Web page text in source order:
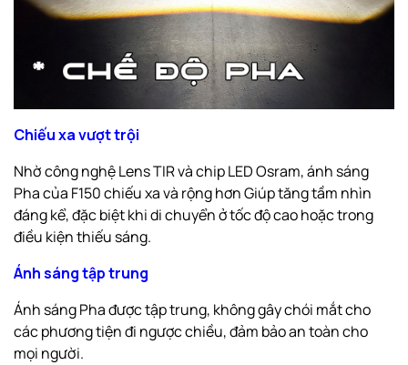
Chiếu xa vượt trội
Nhờ công nghệ Lens TIR và chip LED Osram, ánh sáng
Pha của F150 chiếu xa và rộng hơnGiúp tăng tầm nhìn
đáng kể, đặc biệt khi di chuyển ở tốc độ cao hoặc trong
điều kiện thiếu sáng.
Ánh sáng tập trung
Ánh sáng Pha được tập trung, không gây chói mắt cho
các phương tiện đi ngược chiều, đảm bảo an toàn cho
mọi người.